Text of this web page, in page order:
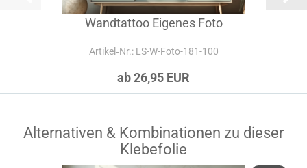
Wandtattoo Eigenes Foto
Artikel‑Nr.: LS-W-Foto-181-100
ab 26,95 EUR
Alternativen & Kombinationen zu dieser
Klebefolie